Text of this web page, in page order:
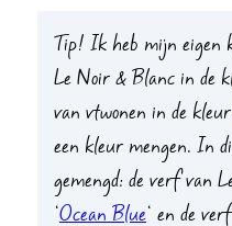
Tip! Ik heb mijn eigen
Le Noir & Blanc in de
van vtwonen in de kleur
een kleur mengen. In
gemengd: de verf van
‘Ocean Blue‘ en de